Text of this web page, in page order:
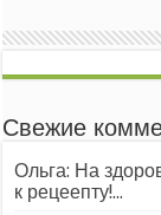
Свежие
Ольга: На
к рецеепту!...